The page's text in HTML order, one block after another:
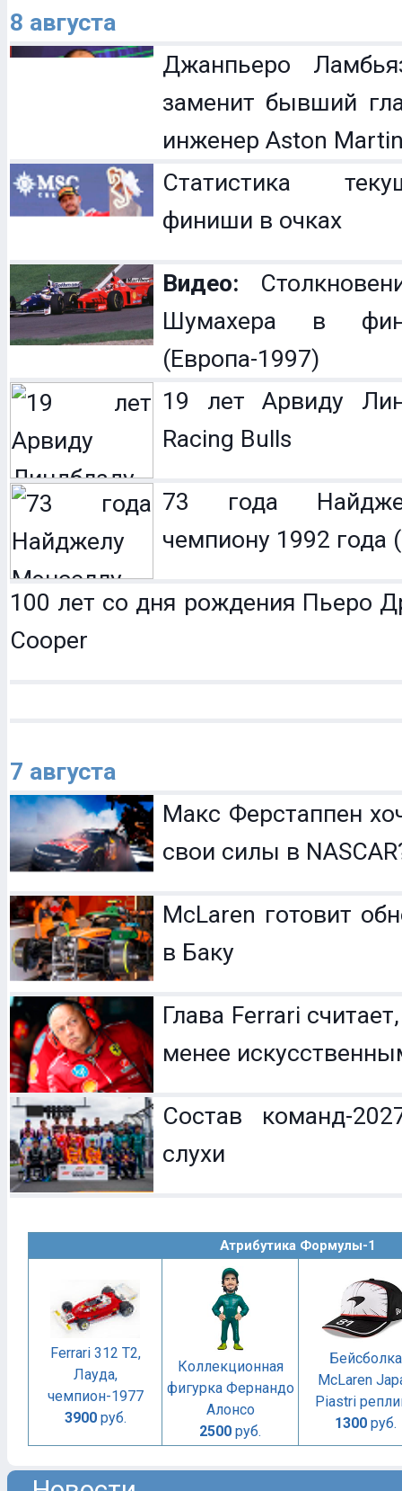
8 августа
Джанпьеро
заменит бывший
инженер Aston
Статистика
финиши в очках
Видео:
Шумахера в
(Европа-1997)
19 лет Арвиду
Racing Bulls
73 года
чемпиону 1992 года
100 лет со дня рождения Пьеро
Cooper
7 августа
Макс Ферстаппен
свои силы в
McLaren готовит
в Баку
Глава Ferrari
менее
Состав команд-
слухи
Атрибутика Формулы-1
Ferrari 312 T2,
Лауда,
чемпион-1977
3900руб.
Коллекционная
фигурка Фернандо
Алонсо
2500 руб.
Бейсболка
McLaren
Piastri
1300руб.